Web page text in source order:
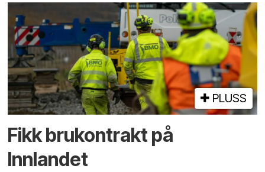
PLUSS
Fikk brukontrakt på
Innlandet